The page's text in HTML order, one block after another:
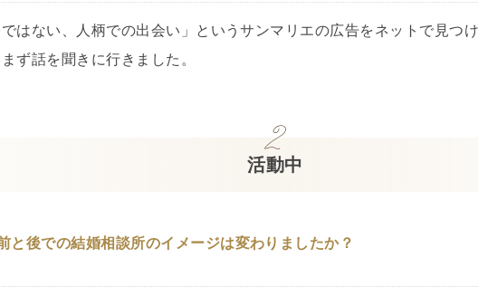
ではない、人柄での出会い」というサンマリエの広告をネットで見つ
ず話を聞きに行きました。
活動中
と後での結婚相談所のイメージは変わりましたか？